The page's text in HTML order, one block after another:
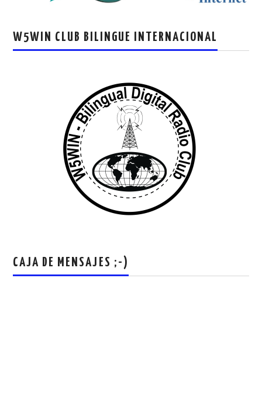
W5WIN CLUB BILINGUE INTERNACIONAL
CAJA DE MENSAJES ;-)